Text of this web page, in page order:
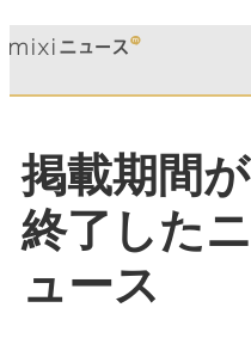
掲載期間が
終了したニ
ュース